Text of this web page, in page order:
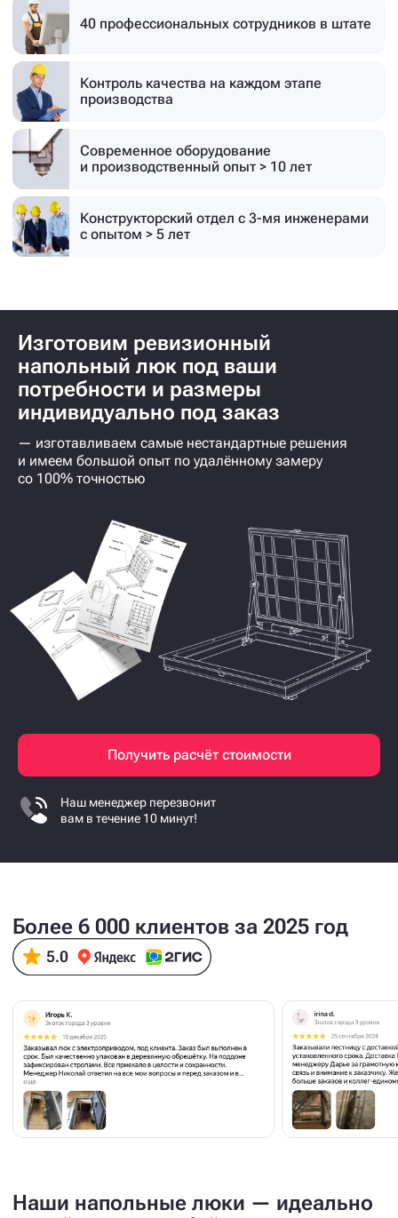
40 профессиональных сотрудников в штате
Контроль качества на каждом этапе
производства
Современное оборудование
и производственный опыт > 10 лет
Конструкторский отдел с 3-мя инженерами
с опытом > 5 лет
Изготовим ревизионный
напольный люк под ваши
потребности и размеры
индивидуально под заказ
— изготавливаем самые нестандартные решения
и имеем большой опыт по удалённому замеру
со 100% точностью
Получить расчёт стоимости
Наш менеджер перезвонит
вам в течение 10 минут!
Более 6 000 клиентов за 2025 год
Наши напольные люки — идеально